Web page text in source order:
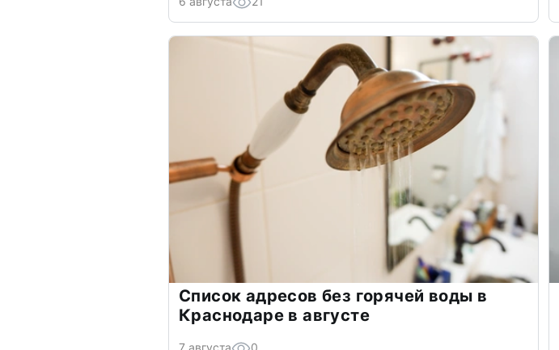
Список адресов без горячей воды в
Краснодаре в августе
7 августа 0